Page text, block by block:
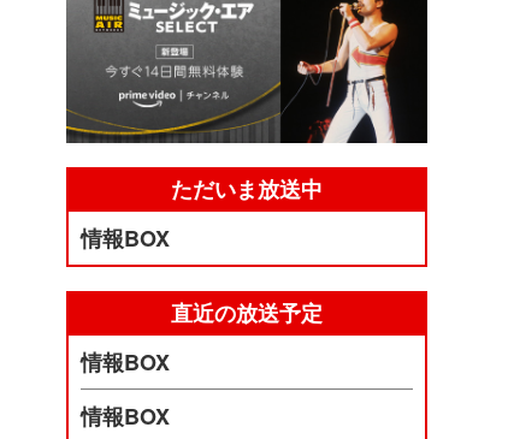
ただいま放送中
情報BOX
直近の放送予定
情報BOX
情報BOX